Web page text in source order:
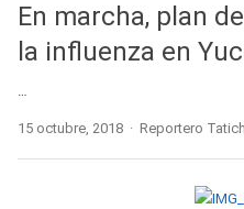
En marcha, plan
la influenza en
…
15 octubre, 2018 Author
Reportero Tatich